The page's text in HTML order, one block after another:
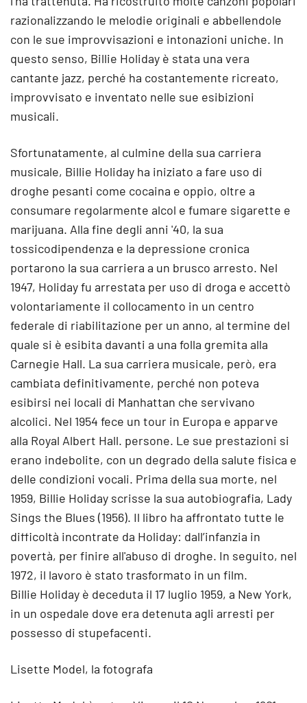
razionalizzando le melodie originali e abbellendole
con le sue improvvisazioni e intonazioni uniche. In
questo senso, Billie Holiday è stata una vera
cantante jazz, perché ha costantemente ricreato,
improvvisato e inventato nelle sue esibizioni
musicali.
Sfortunatamente, al culmine della sua carriera
musicale, Billie Holiday ha iniziato a fare uso di
droghe pesanti come cocaina e oppio, oltre a
consumare regolarmente alcol e fumare sigarette e
marijuana. Alla fine degli anni '40, la sua
tossicodipendenza e la depressione cronica
portarono la sua carriera a un brusco arresto. Nel
1947, Holiday fu arrestata per uso di droga e accettò
volontariamente il collocamento in un centro
federale di riabilitazione per un anno, al termine del
quale si è esibita davanti a una folla gremita alla
Carnegie Hall. La sua carriera musicale, però, era
cambiata definitivamente, perché non poteva
esibirsi nei locali di Manhattan che servivano
alcolici. Nel 1954 fece un tour in Europa e apparve
alla Royal Albert Hall. persone. Le sue prestazioni si
erano indebolite, con un degrado della salute fisica e
delle condizioni vocali. Prima della sua morte, nel
1959, Billie Holiday scrisse la sua autobiografia, Lady
Sings the Blues (1956). Il libro ha affrontato tutte le
difficoltà incontrate da Holiday: dall’infanzia in
povertà, per finire all'abuso di droghe. In seguito, nel
1972, il lavoro è stato trasformato in un film.
Billie Holiday è deceduta il 17 luglio 1959, a New York,
in un ospedale dove era detenuta agli arresti per
possesso di stupefacenti.
Lisette Model, la fotografa